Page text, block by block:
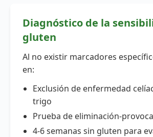
Diagnóstico de la
gluten
Al no existir marcadores
en:
Exclusión de enfermedad
trigo
Prueba de eliminación-
4-6 semanas sin gluten para